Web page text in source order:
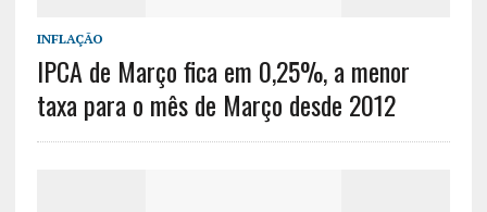
INFLAÇÃO
IPCA de Março fica em 0,25%, a menor
taxa para o mês de Março desde 2012